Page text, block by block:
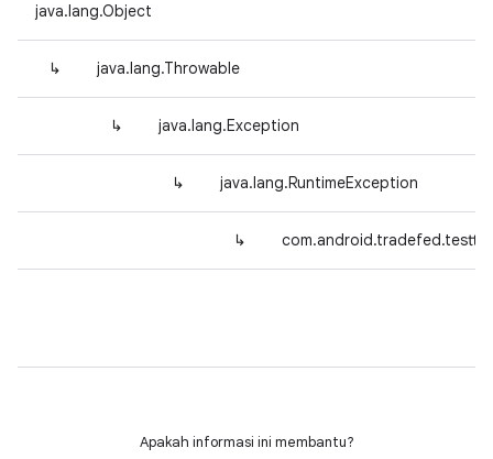
java.lang.Object
↳ java.lang.Throwable
↳ java.lang.Exception
↳ java.lang.RuntimeException
↳
Apakah informasi ini membantu?